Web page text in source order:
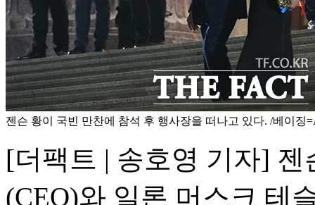
젠슨 황이 국빈 만찬에 참석 후 행사장을 떠나고 있다. /베이징
[더팩트 | 송호영 기자]
(CEO)와 일론 머스크 테